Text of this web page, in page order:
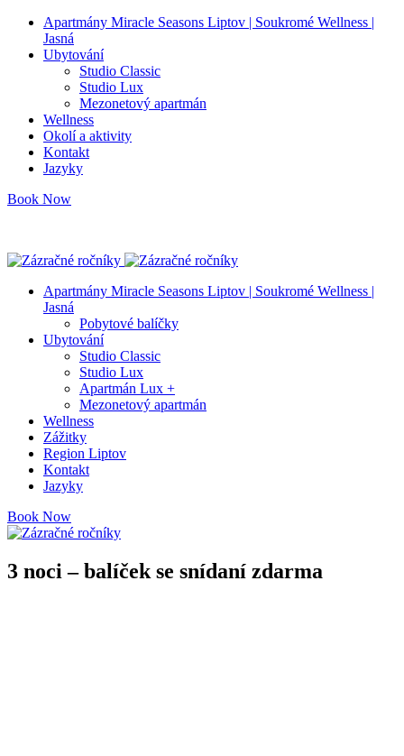
Apartmány Miracle Seasons Liptov | Soukromé Wellness |
Jasná
Ubytování
Studio Classic
Studio Lux
Mezonetový apartmán
Wellness
Okolí a aktivity
Kontakt
Jazyky
Book Now
Apartmány Miracle Seasons Liptov | Soukromé Wellness |
Jasná
Pobytové balíčky
Ubytování
Studio Classic
Studio Lux
Apartmán Lux +
Mezonetový apartmán
Wellness
Zážitky
Region Liptov
Kontakt
Jazyky
Book Now
3 noci – balíček se snídaní zdarma